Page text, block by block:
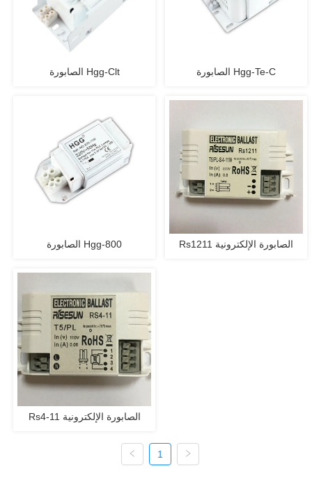
الصابورة Hgg-Clt الصابورة Hgg-Te-C
الصابورة Hgg-800 Rs1211 الصابورة الإلكترونية
Rs4-11 الصابورة الإلكترونية
1